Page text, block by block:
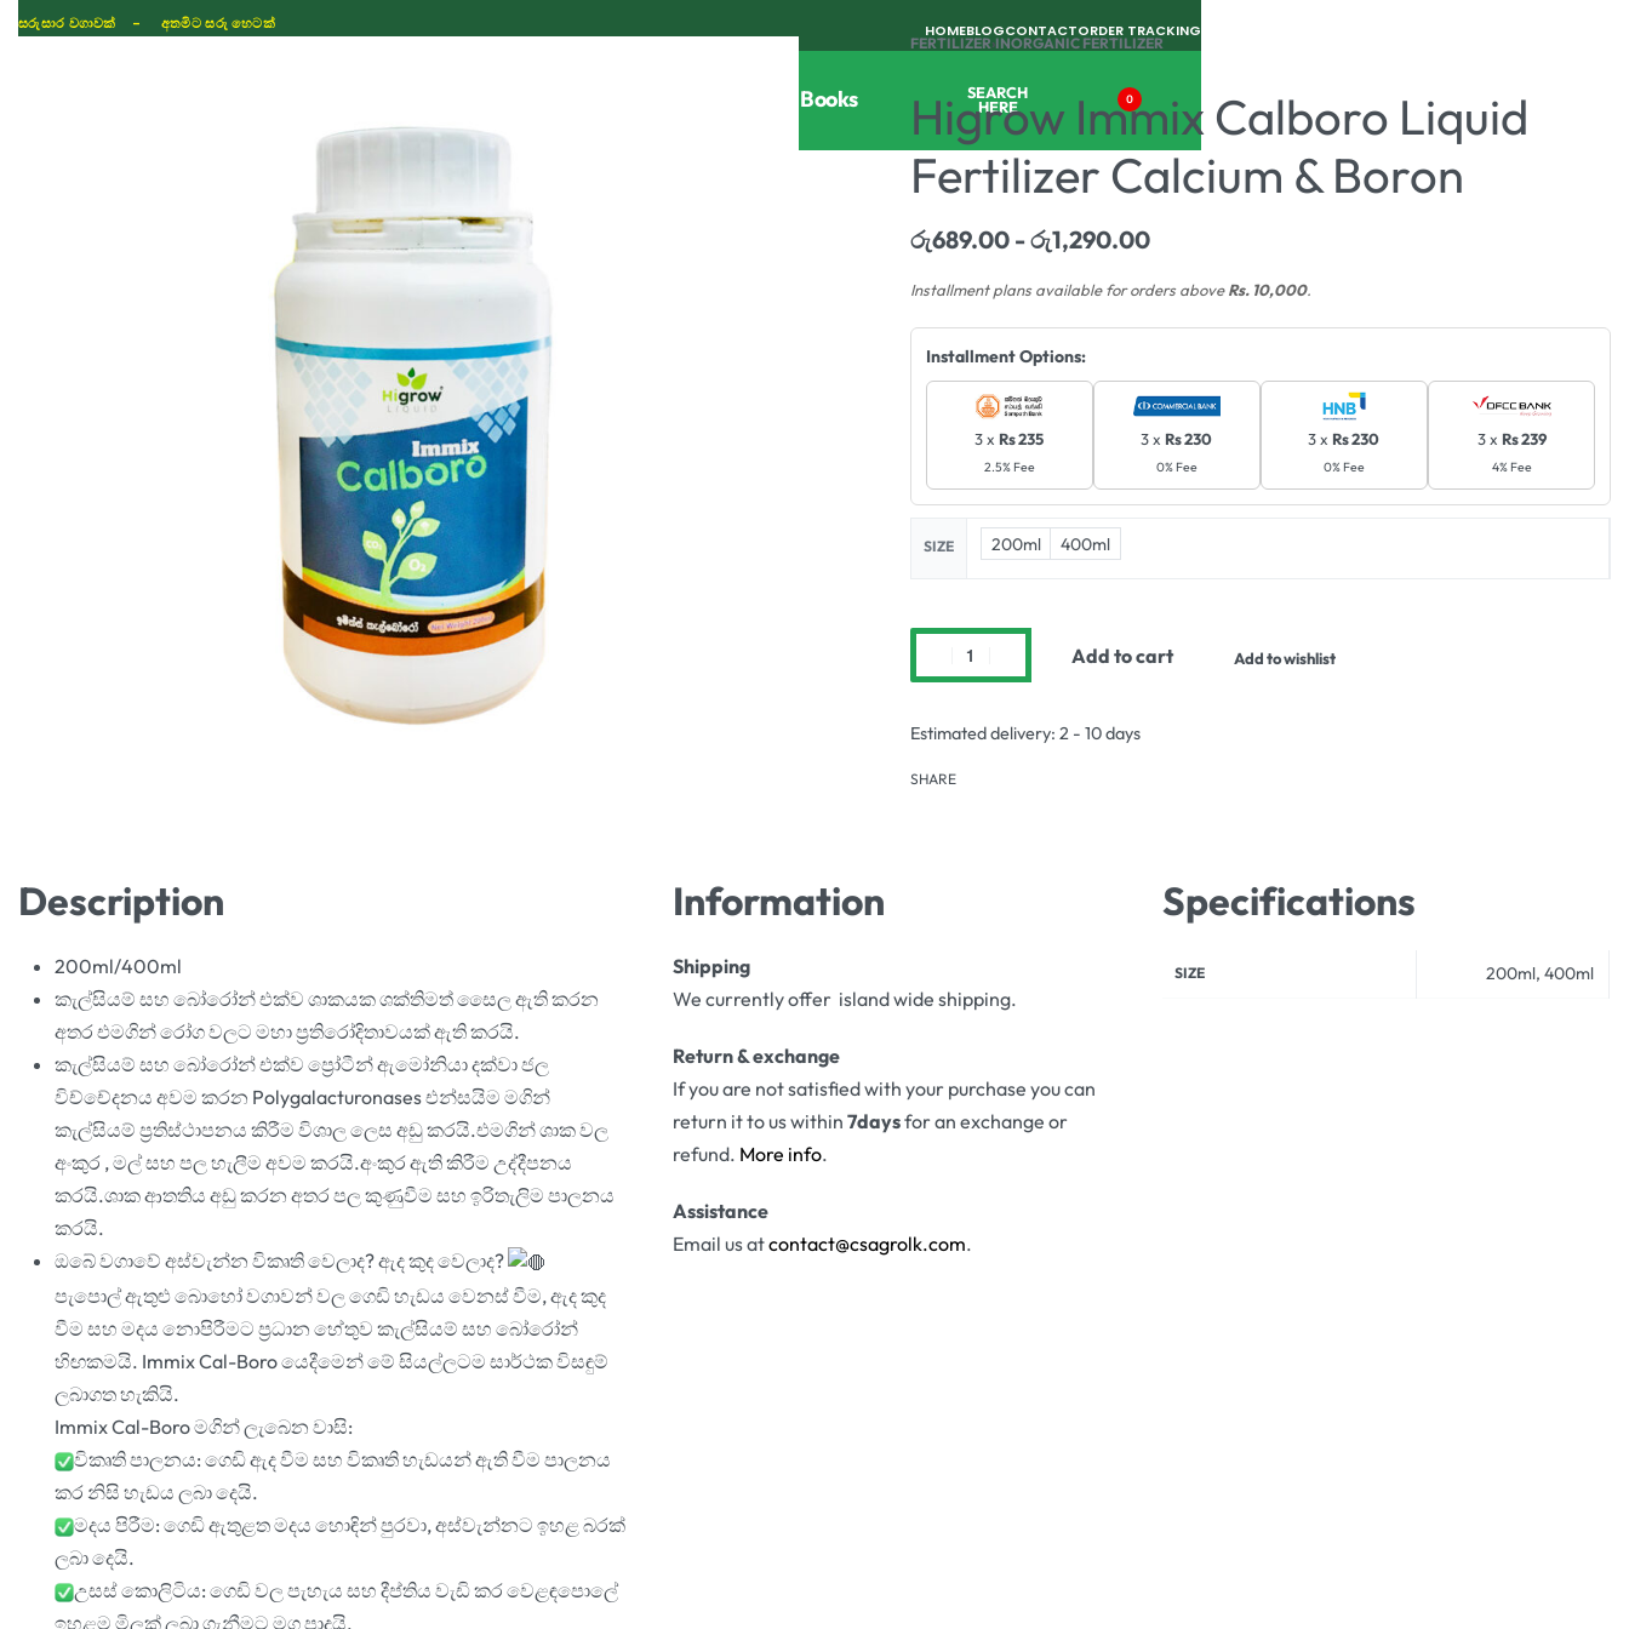
ISLAND WIDE DELIVERY HOMEBLOGCONTACTORDER TRACKING
Agri Books SEARCH
HERE 0
FERTILIZER›INORGANIC FERTILIZER
Higrow Immix Calboro Liquid
Fertilizer Calcium & Boron
රු689.00 රු1,290.00
Installment plans available for orders aboveRs. 10,000.
Installment Options:
3 x Rs 235
2.5% Fee
3 x Rs 230
0% Fee
3 x Rs 230
0% Fee
3 x Rs 239
4% Fee
SIZE 200ml 400ml
Add to cart Add to wishlist
Estimated delivery: 2 - 10 days
SHARE
Description
200ml/400ml
කැල්සියම් සහ බෝරෝන් එක්ව ශාකයක ශක්තිමත් සෛල ඇති කරන
අතර එමගින් රෝග වලට මහා ප්‍රතිරෝදිතාවයක් ඇති කරයි.
කැල්සියම් සහ බෝරෝන් එක්ව ප්‍රෝටීන් ඇමෝනියා දක්වා ජල
විච්චේදනය අවම කරන Polygalacturonases එන්සයිම මගින්
කැල්සියම් ප්‍රතිස්ථාපනය කිරීම විශාල ලෙස අඩු කරයි.එමගින් ශාක වල
අංකුර , මල් සහ පල හැලීම අවම කරයි.අංකුර ඇති කිරීම උද්දීපනය
කරයි.ශාක ආතතිය අඩු කරන අතර පල කුණුවීම සහ ඉරිතැලිම පාලනය
කරයි.
ඔබේ වගාවේ අස්වැන්න විකෘති වෙලාද? ඇද කුද වෙලාද?
පැපොල් ඇතුළු බොහෝ වගාවන් වල ගෙඩි හැඩය වෙනස් වීම, ඇද කුද
වීම සහ මදය නොපිරීමට ප්රධාන හේතුව කැල්සියම් සහ බෝරෝන්
හිඟකමයි. Immix Cal-Boro යෙදීමෙන් මේ සියල්ලටම සාර්ථක විසඳුම්
ලබාගත හැකියි.
Immix Cal-Boro මගින් ලැබෙන වාසි:
විකෘති පාලනය: ගෙඩි ඇද වීම සහ විකෘති හැඩයන් ඇති වීම පාලනය
කර නිසි හැඩය ලබා දෙයි.
මදය පිරීම: ගෙඩි ඇතුළත මදය හොඳින් පුරවා, අස්වැන්නට ඉහළ බරක්
ලබා දෙයි.
උසස් කොලිටිය: ගෙඩි වල පැහැය සහ දීප්තිය වැඩි කර වෙළඳපොලේ
ඉහළම මිලක් ලබා ගැනීමට මග පාදයි.
Information
Shipping
We currently offer island wide shipping.
Return & exchange
If you are not satisfied with your purchase you can
return it to us within 7daysfor an exchange or
refund. More info.
Assistance
Email us atcontact@csagrolk.com.
Specifications
SIZE 200ml, 400ml